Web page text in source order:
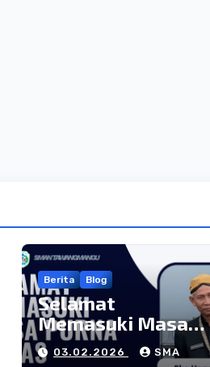
Berita Blog
Selamat
Memasuki Masa
Purna Tugas:
03.02.2026 SMA